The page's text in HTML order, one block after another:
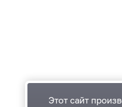
Этот сайт